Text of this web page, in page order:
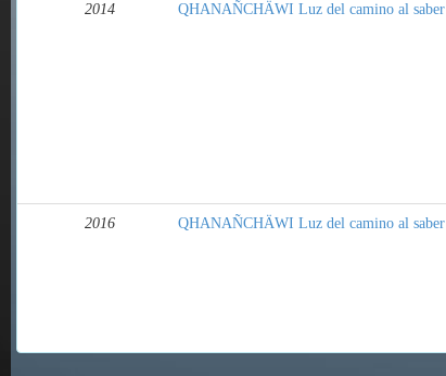
2014 QHANAÑCHÄWI Luz del camino al saber
2016 QHANAÑCHÄWI Luz del camino al saber